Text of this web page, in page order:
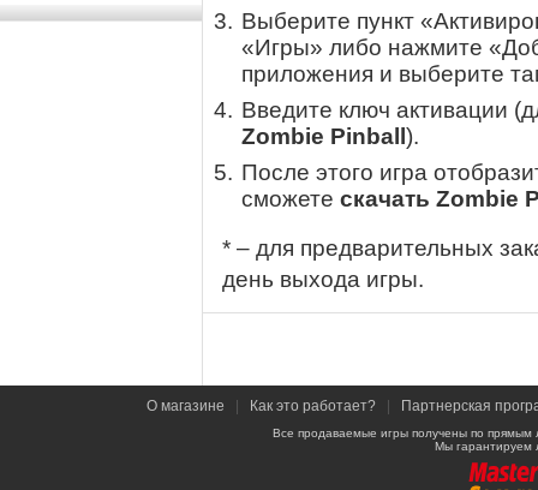
Выберите пункт
«Игры» либо нажмите
приложения и выберите
Введите ключ активации
Zombie Pinball ).
После этого игра
сможете скачать Zombie
* – для предварительных
день выхода игры.
О магазине Как это работает? Партнерская
Все продаваемые игры получены по
Мы гарантируем